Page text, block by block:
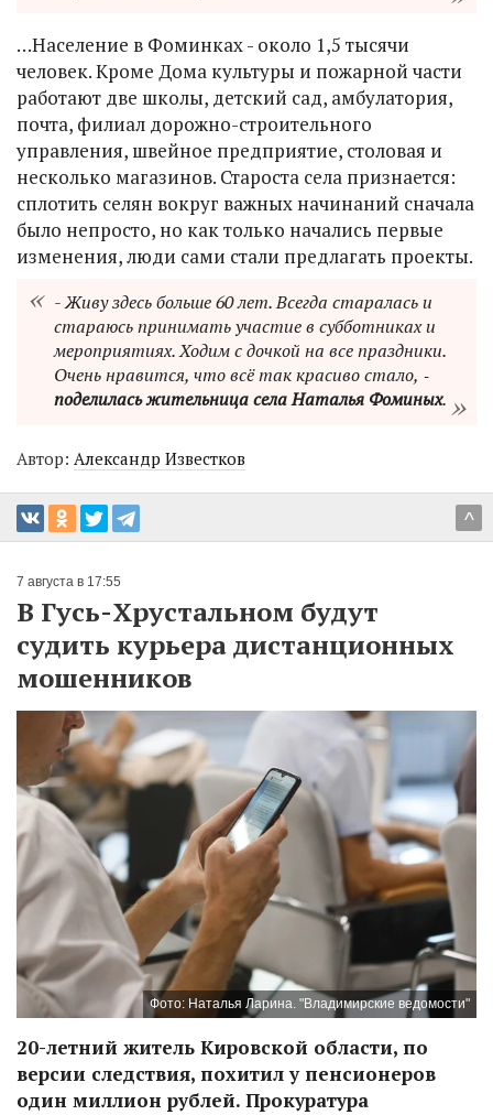
…Население в Фоминках - около 1,5 тысячи
человек. Кроме Дома культуры и пожарной части
работают две школы, детский сад, амбулатория,
почта, филиал дорожно-строительного
управления, швейное предприятие, столовая и
несколько магазинов. Староста села признается:
сплотить селян вокруг важных начинаний сначала
было непросто, но как только начались первые
изменения, люди сами стали предлагать проекты.
- Живу здесь больше 60 лет. Всегда старалась и
стараюсь принимать участие в субботниках и
мероприятиях. Ходим с дочкой на все праздники.
Очень нравится, что всё так красиво стало, ‑
поделилась жительница села Наталья Фоминых.
Автор: Александр Известков
^
7 августа в 17:55
В Гусь-Хрустальном будут
судить курьера дистанционных
мошенников
Фото: Наталья Ларина. "Владимирские ведомости"
20-летний житель Кировской области, по
версии следствия, похитил у пенсионеров
один миллион рублей. Прокуратура